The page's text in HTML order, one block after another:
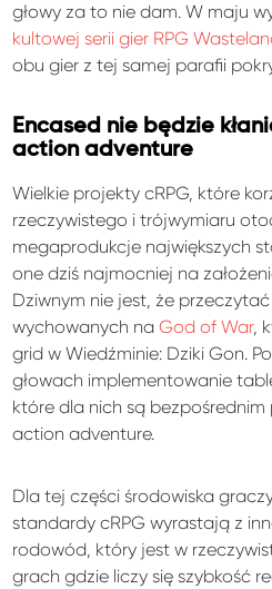
głowy za to nie dam. W maju
kultowej serii gier RPG
obu gier z tej samej parafii
Encased nie będzie
action adventure
Wielkie projekty cRPG, które
rzeczywistego i trójwymiaru
megaprodukcje największych
one dziś najmocniej na
Dziwnym nie jest, że
wychowanych naGod of War,
grid w Wiedźminie: Dziki Gon.
głowach implementowanie
które dla nich są bezpośrednim
action adventure.
Dla tej części środowiska
standardy cRPG wyrastają z
rodowód, który jest w
grach gdzie liczy się szybkość